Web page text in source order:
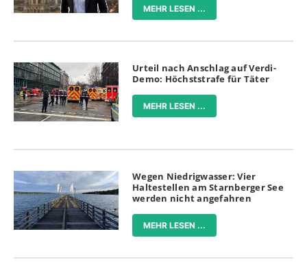
MEHR LESEN ...
Urteil nach Anschlag auf Verdi-
Demo: Höchststrafe für Täter
MEHR LESEN ...
Wegen Niedrigwasser: Vier
Haltestellen am Starnberger See
werden nicht angefahren
MEHR LESEN ...